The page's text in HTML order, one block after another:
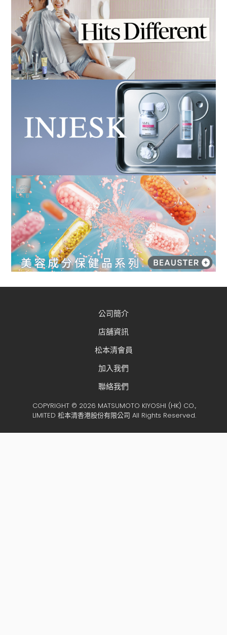
公司簡介
店舖資訊
松本清會員
加入我們
聯絡我們
COPYRIGHT © 2026 MATSUMOTO KIYOSHI (HK) CO.,
LIMITED 松本清香港股份有限公司 All Rights Reserved.